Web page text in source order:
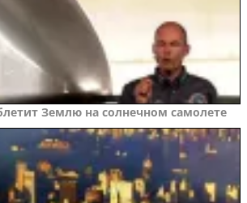
Землю на солнечном самолете